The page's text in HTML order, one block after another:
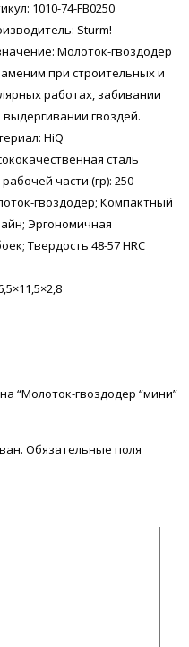
1010-74-FB0250
Sturm!
Молоток-гвоздодер
при строительных и
работах, забивании
выдергивании гвоздей.
HiQ
сталь
рабочей части (гр): 250
гвоздодер; Компактный
Эргономичная
Твердость 48-57 HRC
“Молоток-гвоздодер “мини”
Обязательные поля